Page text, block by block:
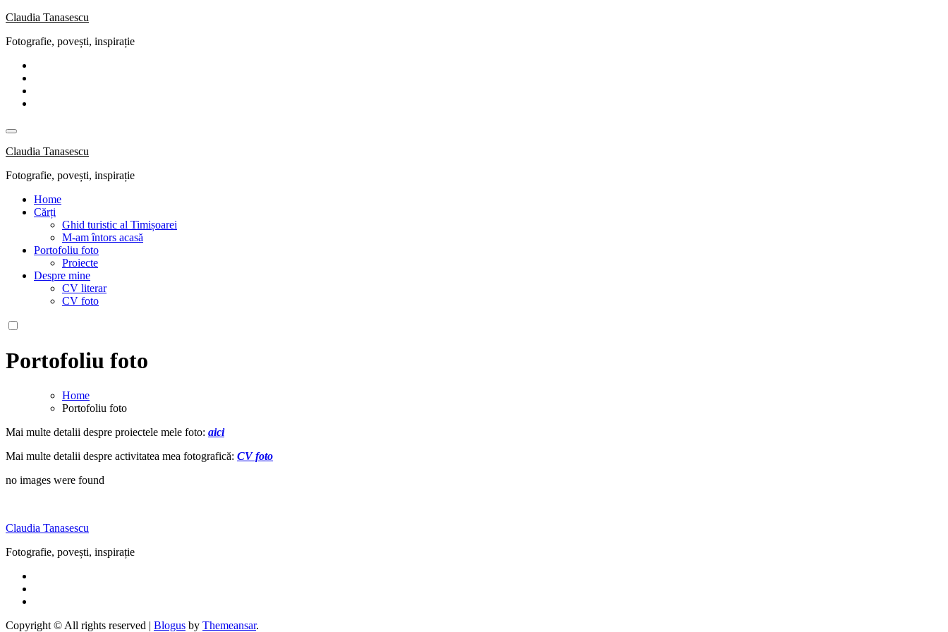
Skip
content
Claudia Tanasescu
Fotografie, povești, inspirație
Claudia Tanasescu
Fotografie, povești, inspirație
Home
Cărți
Ghid turistic al Timișoarei
M-am întors acasă
Portofoliu foto
Proiecte
Despre mine
CV literar
CV foto
Portofoliu foto
Home
Portofoliu foto
Mai multe detalii despre proiectele mele foto: aici
Mai multe detalii despre activitatea mea fotografică: CV foto
no images were found
Claudia Tanasescu
Fotografie, povești, inspirație
Copyright © All rights reserved | Blogus by Themeansar.